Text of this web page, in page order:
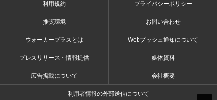
利用規約 プライバシーポリシー
推奨環境 お問い合わせ
ウォーカープラスとは Webプッシュ通知について
プレスリリース・情報提供 媒体資料
広告掲載について 会社概要
利用者情報の外部送信について